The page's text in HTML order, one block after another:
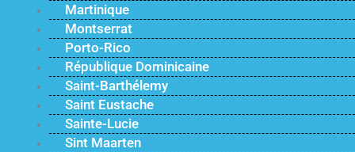
Martinique
Montserrat
Porto-Rico
République Dominicaine
Saint-Barthélemy
Saint Eustache
Sainte-Lucie
Sint Maarten